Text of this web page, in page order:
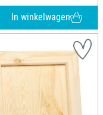
In winkelwagen